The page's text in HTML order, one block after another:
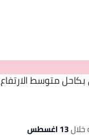
متوسط الارتفاع
13 اغسطس